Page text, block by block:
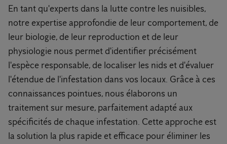
En tant qu'experts dans la lutte contre les nuisibles,
notre expertise approfondie de leur comportement, de
leur biologie, de leur reproduction et de leur
physiologie nous permet d'identifier précisément
l'espèce responsable, de localiser les nids et d'évaluer
l'étendue de l'infestation dans vos locaux. Grâce à ces
connaissances pointues, nous élaborons un
traitement sur mesure, parfaitement adapté aux
spécificités de chaque infestation. Cette approche est
la solution la plus rapide et efficace pour éliminer les